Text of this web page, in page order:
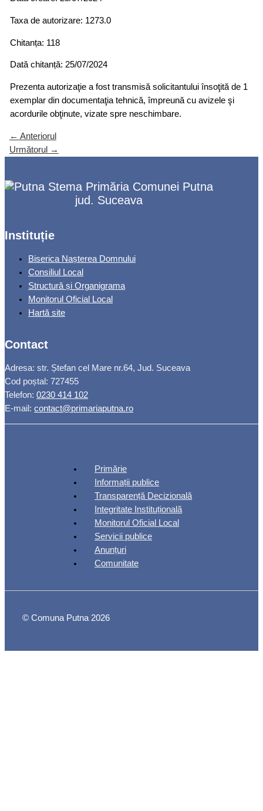
Taxa de autorizare: 1273.0
Chitanța: 118
Dată chitanță: 25/07/2024
Prezenta autorizaţie a fost transmisă solicitantului însoţită de 1
exemplar din documentaţia tehnică, împreună cu avizele şi
acordurile obţinute, vizate spre neschimbare.
← Anteriorul
Următorul
→
Primăria Comunei Putna
jud. Suceava
Instituție
Biserica Nașterea Domnului
Consiliul Local
Structură și Organigrama
Monitorul Oficial Local
Hartă site
Contact
Adresa: str. Ștefan cel Mare nr.64, Jud. Suceava
Cod poștal: 727455
Telefon: 0230 414 102
E-mail: contact@primariaputna.ro
Primărie
Informații publice
Transparență Decizională
Integritate Instituțională
Monitorul Oficial Local
Servicii publice
Anunțuri
Comunitate
© Comuna Putna 2026